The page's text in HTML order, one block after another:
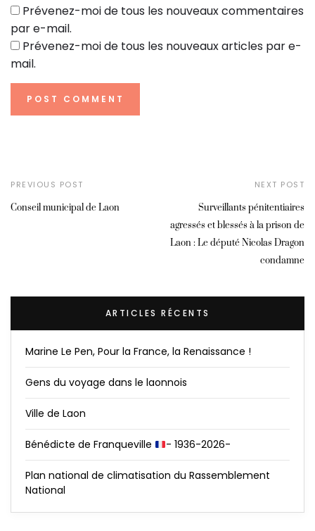
Prévenez-moi de tous les nouveaux commentaires
par e-mail.
Prévenez-moi de tous les nouveaux articles par e-
mail.
PREVIOUS POST
Conseil municipal de Laon
NEXT POST
Surveillants pénitentiaires
agressés et blessés à la prison de
Laon : Le député Nicolas Dragon
condamne
ARTICLES RÉCENTS
Marine Le Pen, Pour la France, la Renaissance !
Gens du voyage dans le laonnois
Ville de Laon
Bénédicte de Franqueville - 1936-2026-
Plan national de climatisation du Rassemblement
National